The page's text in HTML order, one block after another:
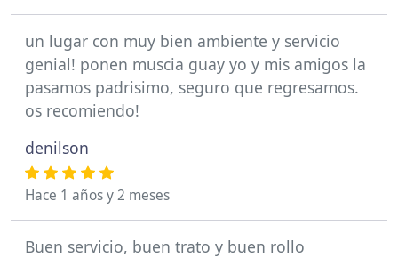
un lugar con muy bien ambiente y servicio
genial! ponen muscia guay yo y mis amigos la
pasamos padrisimo, seguro que regresamos.
os recomiendo!
denilson
Hace 1 años y 2 meses
Buen servicio, buen trato y buen rollo